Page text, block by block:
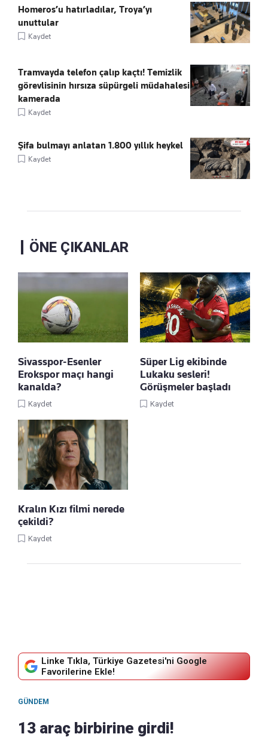
Homeros’u hatırladılar, Troya’yı
unuttular
Kaydet
Tramvayda telefon çalıp kaçtı! Temizlik
görevlisinin hırsıza süpürgeli müdahalesi
kamerada
Kaydet
Şifa bulmayı anlatan 1.800 yıllık heykel
Kaydet
ÖNE ÇIKANLAR
Sivasspor-Esenler
Erokspor maçı hangi
kanalda?
Kaydet
Süper Lig ekibinde
Lukaku sesleri!
Görüşmeler başladı
Kaydet
Kralın Kızı filmi nerede
çekildi?
Kaydet
Linke Tıkla, Türkiye Gazetesi'ni Google
Favorilerine Ekle!
GÜNDEM
13 araç birbirine girdi!